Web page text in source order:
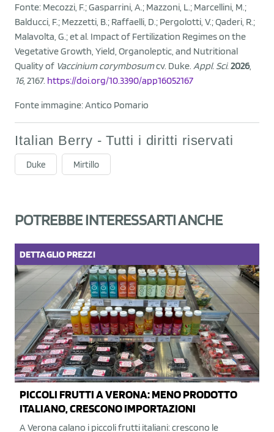
Fonte: Mecozzi, F.; Gasparrini, A.; Mazzoni, L.; Marcellini, M.;
Balducci, F.; Mezzetti, B.; Raffaelli, D.; Pergolotti, V.; Qaderi, R.;
Malavolta, G.; et al. Impact of Fertilization Regimes on the
Vegetative Growth, Yield, Organoleptic, and Nutritional
Quality of Vaccinium corymbosumcv. Duke. Appl. Sci. 2026,
16, 2167. https://doi.org/10.3390/app16052167
Fonte immagine: Antico Pomario
Italian Berry - Tutti i diritti riservati
Duke Mirtillo
POTREBBE INTERESSARTI ANCHE
DETTAGLIOPREZZI
PICCOLI FRUTTI A VERONA: MENO PRODOTTO
ITALIANO, CRESCONO IMPORTAZIONI
A Verona calano i piccoli frutti italiani: crescono le